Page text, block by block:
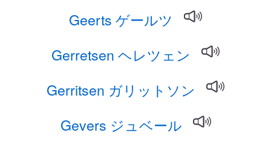
Geerts ゲールツ
Gerretsen ヘレツェン
Gerritsen ガリットソン
Gevers ジュベール